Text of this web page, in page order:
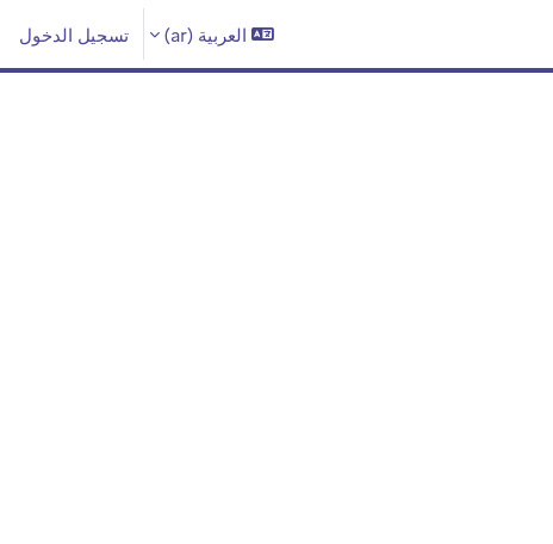
العربية ‎(ar)‎ تسجيل الدخول